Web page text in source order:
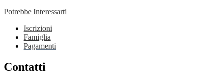
Potrebbe Interessarti
Iscrizioni
Famiglia
Pagamenti
Contatti